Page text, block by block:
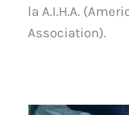
la A.I.H.A.
Association).